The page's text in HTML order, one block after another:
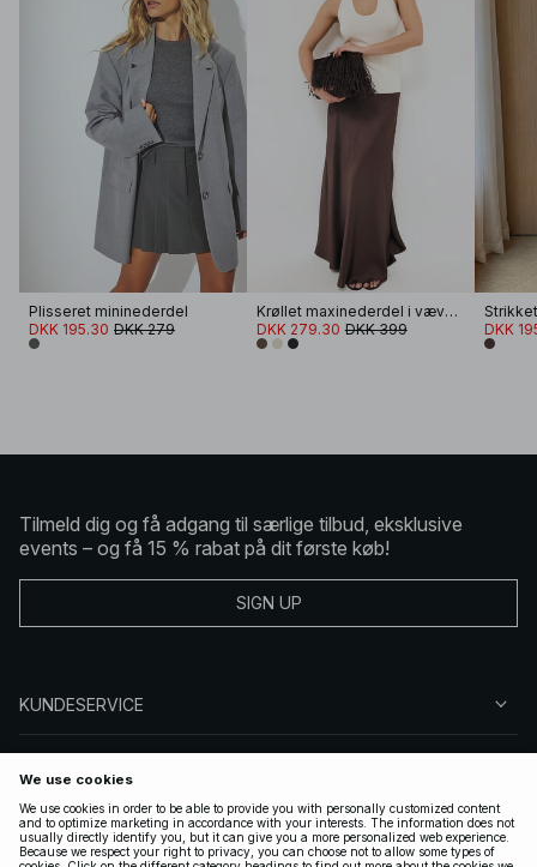
Plisseret mininederdel
DKK 195.30 DKK 279
Krøllet maxinederdel i vævet materiale
DKK 279.30 DKK 399
DKK
Tilmeld dig og få adgang til særlige tilbud, eksklusive
events – og få 15 % rabat på dit første køb!
SIGN UP
KUNDESERVICE
FØLG OS